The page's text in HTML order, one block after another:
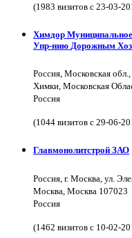
(1983 визитов с 23-03-
Химдор
Упр-нию Дорожным
Россия, Московская
Химки, Московская
Россия
(1044 визитов с 29-06-
Главмонолитстрой ЗАО
Россия, г. Москва, ул.
Москва, Москва 107023
Россия
(1462 визитов с 10-02-